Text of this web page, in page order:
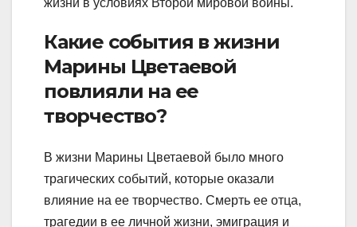
жизни в условиях Второй мировой войны.
Какие события в жизни
Марины Цветаевой
повлияли на ее
творчество?
В жизни Марины Цветаевой было много
трагических событий, которые оказали
влияние на ее творчество. Смерть ее отца,
трагедии в ее личной жизни, эмиграция и